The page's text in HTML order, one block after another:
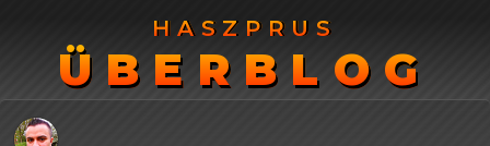
HASZPRUS
ÜBERBLOG
HASZPRUS
ÜBERBLOG